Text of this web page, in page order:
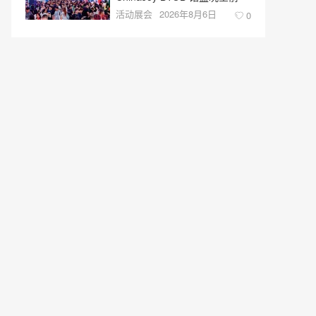
活动展会 2026年8月6日 0